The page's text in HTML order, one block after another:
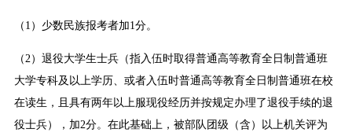
（1）少数民族报考者加1分。
（2）退役大学生士兵（指入伍时取得普通高等教育全日制普通班
大学专科及以上学历、或者入伍时普通高等教育全日制普通班在校
在读生，且具有两年以上服现役经历并按规定办理了退役手续的退
役士兵），加2分。在此基础上，被部队团级（含）以上机关评为